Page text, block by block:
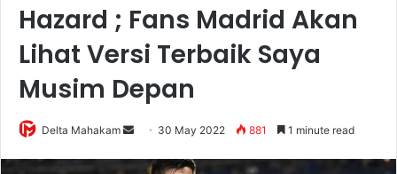
Hazard ; Fans Madrid Akan
Lihat Versi Terbaik Saya
Musim Depan
Delta Mahakam 30 May 2022 881 1 minute read